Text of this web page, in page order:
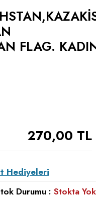
FLAG.
270,00 TL
Hediyeleri
Durumu : Stokta Yok